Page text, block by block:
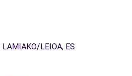
LEIOA, ES